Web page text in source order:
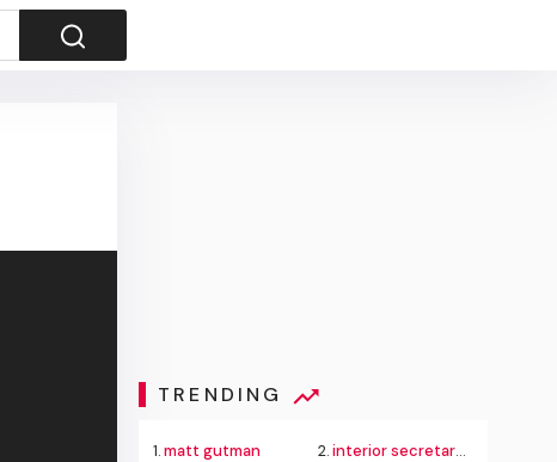
TRENDING
1.matt gutman 2.interior secretary doug burgum